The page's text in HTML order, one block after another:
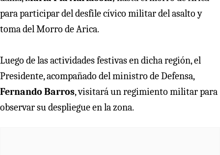
para participar del desfile cívico militar del asalto y
toma del Morro de Arica.
Luego de las actividades festivas en dicha región, el
Presidente, acompañado del ministro de Defensa,
Fernando Barros, visitará un regimiento militar para
observar su despliegue en la zona.